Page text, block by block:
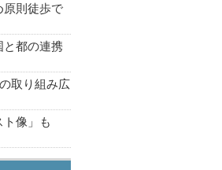
原則徒歩で
と都の連携
取り組み広
ト像」も